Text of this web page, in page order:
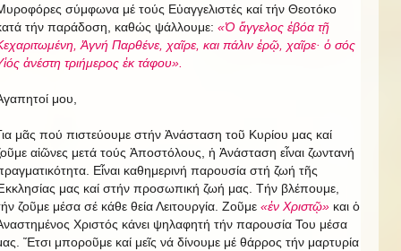
σύμφωνα μέ τούς Εὐαγγελιστές καί τήν Θεοτόκο
τήν παράδοση, καθώς ψάλλουμε: «Ὁ ἄγγελος ἐβόα τῇ
Ἁγνή Παρθένε, χαῖρε, και πάλιν ἐρῷ, χαῖρε· ὁ σός
ἀνέστη τριήμερος ἐκ τάφου».
μου,
μᾶς πού πιστεύουμε στήν Ἀνάσταση τοῦ Κυρίου μας καί
αἰῶνες μετά τούς Ἀποστόλους, ἡ Ἀνάσταση εἶναι ζωντανή
Εἶναι καθημερινή παρουσία στή ζωή τῆς
μας καί στήν προσωπική ζωή μας. Τήν βλέπουμε,
ζοῦμε μέσα σέ κάθε θεία Λειτουργία. Ζοῦμε «ἐν Χριστῷ» και ὁ
Χριστός κάνει ψηλαφητή τήν παρουσία Του μέσα
Ἔτσι μποροῦμε καί μεῖς νά δίνουμε μέ θάρρος τήν μαρτυρία